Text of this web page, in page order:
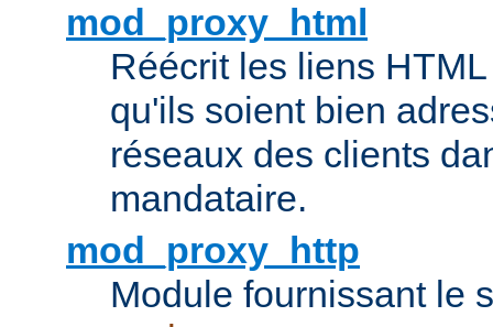
mod_proxy_html
Réécrit les liens
qu'ils soient bien
réseaux des clients
mandataire.
mod_proxy_http
Module fournissant le